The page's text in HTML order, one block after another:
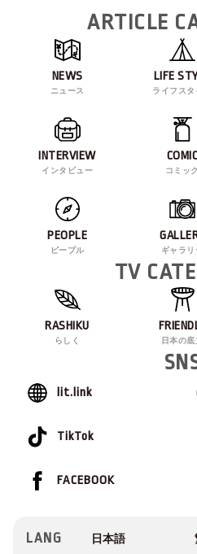
ARTICLE
NEWS
ニュース
LIFE
ライフスタ
INTERVIEW
インタビュー
COMIC
コミック
PEOPLE
ピープル ギャラリ
TV
RASHIKU
らしく 日本の底
lit.link
TikTok
FACEBOOK
LANG